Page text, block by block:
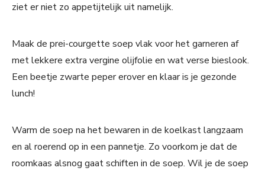
ziet er niet zo appetijtelijk uit namelijk.
Maak de prei-courgette soep vlak voor het garneren af
met lekkere extra vergine olijfolie en wat verse bieslook.
Een beetje zwarte peper erover en klaar is je gezonde
lunch!
Warm de soep na het bewaren in de koelkast langzaam
en al roerend op in een pannetje. Zo voorkom je dat de
roomkaas alsnog gaat schiften in de soep. Wil je de soep